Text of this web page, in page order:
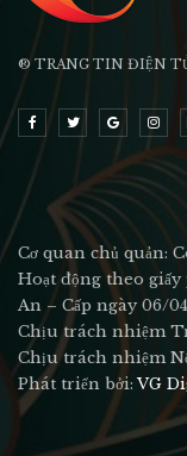
® TRANG TIN ĐIỆN
Cơ quan chủ quản:
Hoạt động theo
An – Cấp ngày 06/
Chịu trách nhiệm
Chịu trách nhiệm
Phát triển bởi:VG